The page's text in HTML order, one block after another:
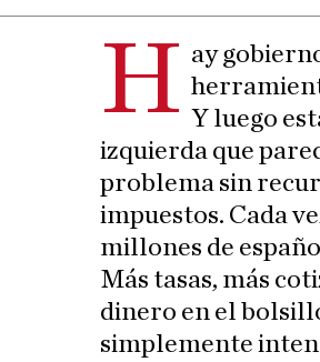
H ay
Y luego
izquierda que
problema sin
impuestos. Cada
millones de
Más tasas, más
dinero en el
simplemente